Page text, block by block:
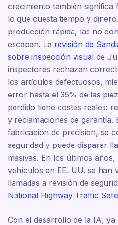
crecimiento también
lo que cuesta tiempo y
producción rápida, las no
escapan. La revisión de
sobre inspección visual de
inspectores rechazan
los artículos defectuosos,
error hasta el 35% de las
perdido tiene costes reales:
y reclamaciones de garantía.
fabricación de precisión, se
seguridad y puede disparar
masivas. En los últimos
vehículos en EE. UU. se han
llamadas a revisión de
National Highway Traffic
Con el desarrollo de la IA, ya